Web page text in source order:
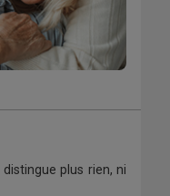
plus rien, ni